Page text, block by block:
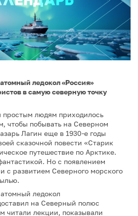
ледокол «Россия»
в самую северную точку
простым людям приходилось
чтобы побывать на Северном
Лагин еще в 1930-е годы
сказочной повести «Старик
путешествие по Арктике.
Но с появлением
с развитием Северного морского
ледокол
на Северный полюс
читали лекции, показывали